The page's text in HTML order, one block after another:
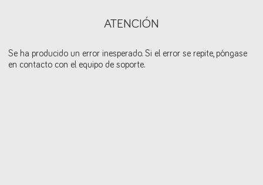
ATENCIÓN
Se ha producido un error inesperado. Si el error se repite, póngase
en contacto con el equipo de soporte.